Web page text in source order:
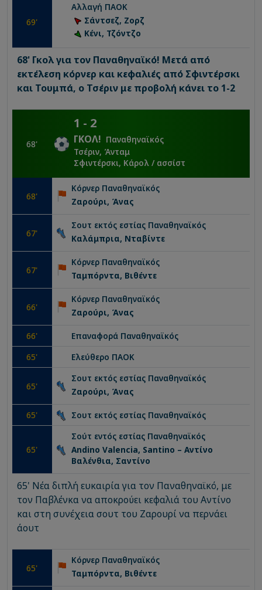
69'
Αλλαγή ΠΑΟΚ
Σάντσεζ, Ζορζ
Κένι, Τζόντζο
68' Γκολ για τον Παναθηναϊκό! Μετά από
εκτέλεση κόρνερ και κεφαλιές από Σφιντέρσκι
και Τουμπά, ο Τσέριν με προβολή κάνει το 1-2
68'
1 - 2
ΓΚΟΛ! Παναθηναϊκός
Τσέριν, Άνταμ
Σφιντέρσκι, Κάρολ / ασσίστ
68'
Κόρνερ Παναθηναϊκός
Ζαρούρι, Άνας
67'
Σουτ εκτός εστίας Παναθηναϊκός
Καλάμπρια, Νταβίντε
67'
Κόρνερ Παναθηναϊκός
Ταμπόρντα, Βιθέντε
66'
Κόρνερ Παναθηναϊκός
Ζαρούρι, Άνας
66' Επαναφορά Παναθηναϊκός
65' Ελεύθερο ΠΑΟΚ
65'
Σουτ εκτός εστίας Παναθηναϊκός
Ζαρούρι, Άνας
65' Σουτ εκτός εστίας Παναθηναϊκός
65'
Σούτ εντός εστίας Παναθηναϊκός
Andino Valencia, Santino – Αντίνο
Βαλένθια, Σαντίνο
65' Νέα διπλή ευκαιρία για τον Παναθηναϊκό, με
τον Παβλένκα να αποκρούει κεφαλιά του Αντίνο
και στη συνέχεια σουτ του Ζαρουρί να περνάει
άουτ
65'
Κόρνερ Παναθηναϊκός
Ταμπόρντα, Βιθέντε